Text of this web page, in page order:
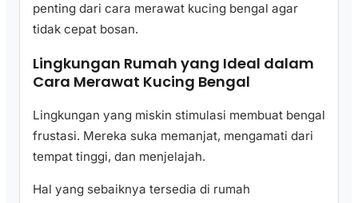
penting dari cara merawat kucing bengal agar
tidak cepat bosan.
Lingkungan Rumah yang Ideal dalam
Cara Merawat Kucing Bengal
Lingkungan yang miskin stimulasi membuat bengal
frustasi. Mereka suka memanjat, mengamati dari
tempat tinggi, dan menjelajah.
Hal yang sebaiknya tersedia di rumah